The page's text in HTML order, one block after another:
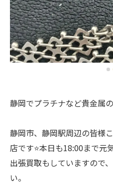
静岡でプラチナなど貴金属
静岡市、静岡駅周辺の皆様
店です⭐本日も18:00まで元
出張買取もしていますので
い。